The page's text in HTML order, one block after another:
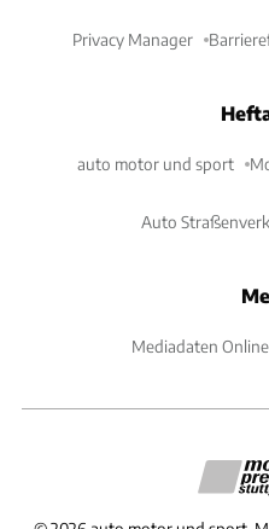
Privacy Manager
auto motor und sport
Auto
Mediadaten Online